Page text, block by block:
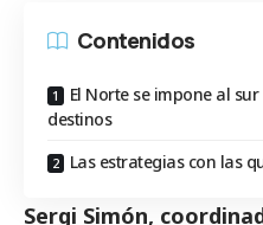
Contenidos
El Norte se impone al
destinos
Las estrategias con las
Sergi Simón,